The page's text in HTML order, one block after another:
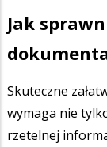
Jak
Skuteczne
wymaga nie
rzetelnej